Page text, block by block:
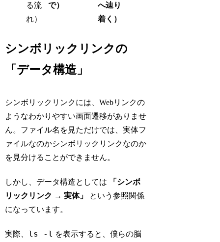
る流
れ）
で）
へ辿り
着く）
シンボリックリンクの
「データ構造」
シンボリックリンクには、Webリンクの
ようなわかりやすい画面遷移がありませ
ん。ファイル名を見ただけでは、実体フ
ァイルなのかシンボリックリンクなのか
を見分けることができません。
しかし、データ構造としては
「シンボ
リックリンク → 実体」
という参照関係
になっています。
実際、 ls -l を表示すると、僕らの脳